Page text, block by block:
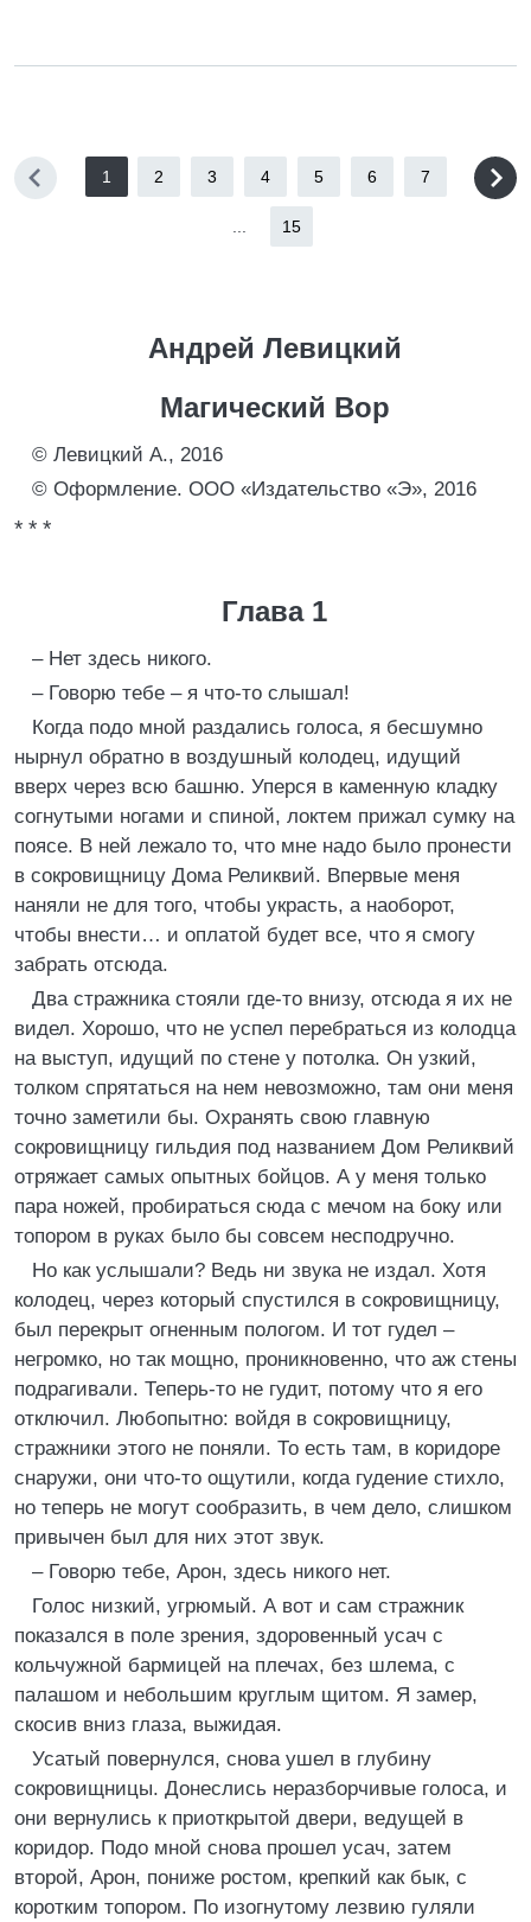
1 2 3 4 5 6 7
15
Андрей Левицкий
Магический Вор
© Левицкий А., 2016
© Оформление. ООО «Издательство «Э», 2016
* * *
Глава 1
– Нет здесь никого.
– Говорю тебе – я что-то слышал!
Когда подо мной раздались голоса, я бесшумно
нырнул обратно в воздушный колодец, идущий
вверх через всю башню. Уперся в каменную кладку
согнутыми ногами и спиной, локтем прижал сумку на
поясе. В ней лежало то, что мне надо было пронести
в сокровищницу Дома Реликвий. Впервые меня
наняли не для того, чтобы украсть, а наоборот,
чтобы внести… и оплатой будет все, что я смогу
забрать отсюда.
Два стражника стояли где-то внизу, отсюда я их не
видел. Хорошо, что не успел перебраться из колодца
на выступ, идущий по стене у потолка. Он узкий,
толком спрятаться на нем невозможно, там они меня
точно заметили бы. Охранять свою главную
сокровищницу гильдия под названием Дом Реликвий
отряжает самых опытных бойцов. А у меня только
пара ножей, пробираться сюда с мечом на боку или
топором в руках было бы совсем несподручно.
Но как услышали? Ведь ни звука не издал. Хотя
колодец, через который спустился в сокровищницу,
был перекрыт огненным пологом. И тот гудел –
негромко, но так мощно, проникновенно, что аж стены
подрагивали. Теперь-то не гудит, потому что я его
отключил. Любопытно: войдя в сокровищницу,
стражники этого не поняли. То есть там, в коридоре
снаружи, они что-то ощутили, когда гудение стихло,
но теперь не могут сообразить, в чем дело, слишком
привычен был для них этот звук.
– Говорю тебе, Арон, здесь никого нет.
Голос низкий, угрюмый. А вот и сам стражник
показался в поле зрения, здоровенный усач с
кольчужной бармицей на плечах, без шлема, с
палашом и небольшим круглым щитом. Я замер,
скосив вниз глаза, выжидая.
Усатый повернулся, снова ушел в глубину
сокровищницы. Донеслись неразборчивые голоса, и
они вернулись к приоткрытой двери, ведущей в
коридор. Подо мной снова прошел усач, затем
второй, Арон, пониже ростом, крепкий как бык, с
коротким топором. По изогнутому лезвию гуляли